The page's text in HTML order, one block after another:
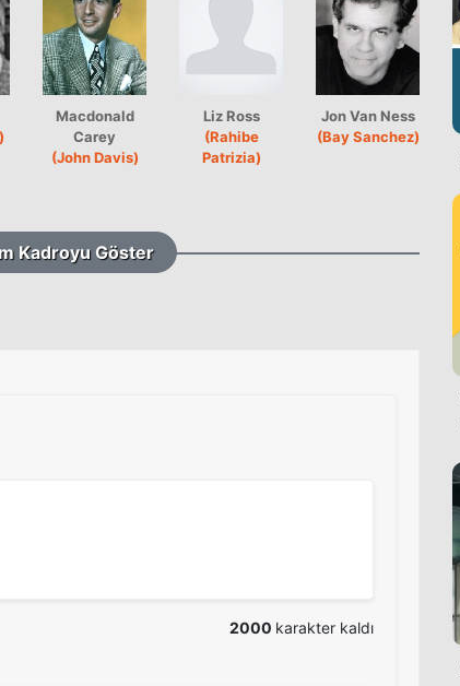
Macdonald
Carey
(John Davis)
Liz Ross
(Rahibe
Patrizia)
Jon Van Ness
(Bay Sanchez)
Kadroyu Göster
2000 karakter kaldı